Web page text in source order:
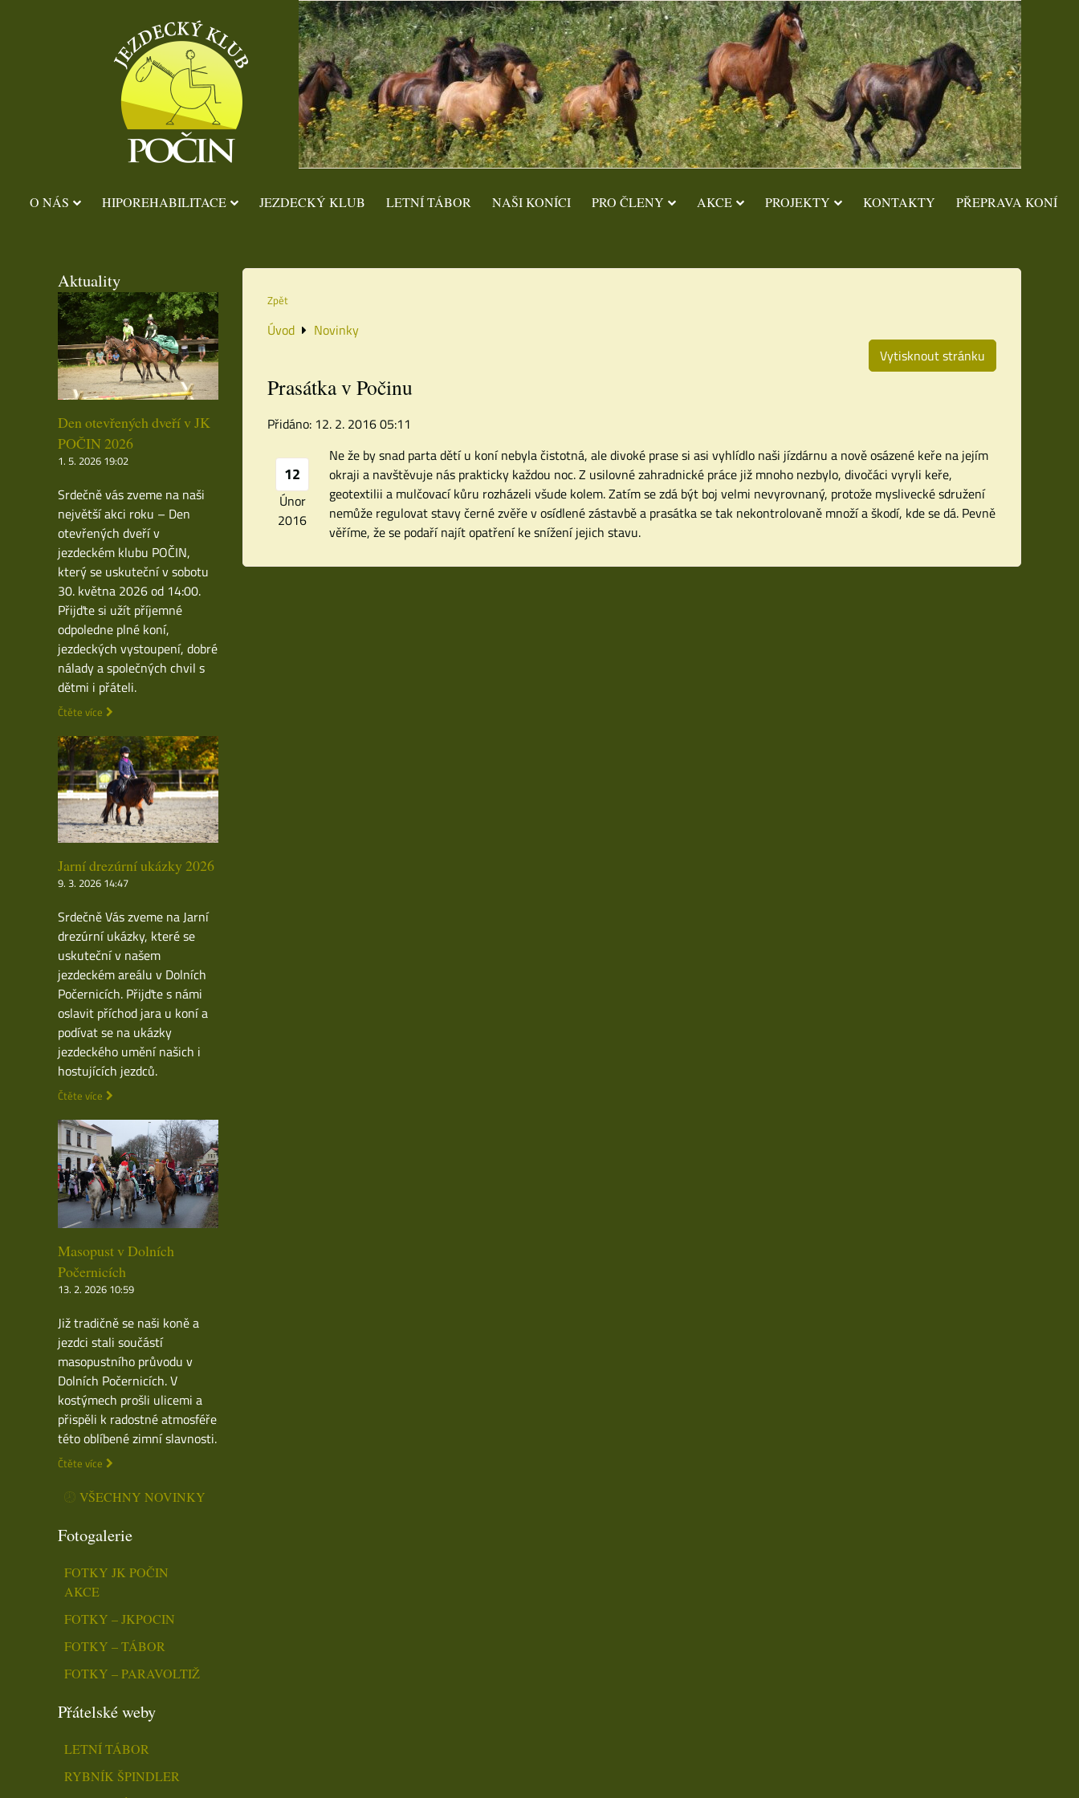
O NÁS HIPOREHABILITACE JEZDECKÝ KLUB LETNÍ TÁBOR NAŠI KONÍCI PRO ČLENY AKCE PROJEKTY KONTAKTY PŘEPRAVA KONÍ
Zpět
Úvod
Novinky
Vytisknout stránku
Prasátka v Počinu
Přidáno: 12. 2. 2016 05:11
12
Únor
2016
Ne že by snad parta dětí u koní nebyla čistotná, ale divoké prase si asi vyhlídlo naši jízdárnu a nově osázené keře na jejím
okraji a navštěvuje nás prakticky každou noc. Z usilovné zahradnické práce již mnoho nezbylo, divočáci vyryli keře,
geotextilii a mulčovací kůru rozházeli všude kolem. Zatím se zdá být boj velmi nevyrovnaný, protože myslivecké sdružení
nemůže regulovat stavy černé zvěře v osídlené zástavbě a prasátka se tak nekontrolovaně množí a škodí, kde se dá. Pevně
věříme, že se podaří najít opatření ke snížení jejich stavu.
Aktuality
Den otevřených dveří v JK
POČIN 2026
1. 5. 2026 19:02
Srdečně vás zveme na naši
největší akci roku – Den
otevřených dveří v
jezdeckém klubu POČIN,
který se uskuteční v sobotu
30. května 2026 od 14:00.
Přijďte si užít příjemné
odpoledne plné koní,
jezdeckých vystoupení, dobré
nálady a společných chvil s
dětmi i přáteli.
Čtěte více
Jarní drezúrní ukázky 2026
9. 3. 2026 14:47
Srdečně Vás zveme na Jarní
drezúrní ukázky, které se
uskuteční v našem
jezdeckém areálu v Dolních
Počernicích. Přijďte s námi
oslavit příchod jara u koní a
podívat se na ukázky
jezdeckého umění našich i
hostujících jezdců.
Čtěte více
Masopust v Dolních
Počernicích
13. 2. 2026 10:59
Již tradičně se naši koně a
jezdci stali součástí
masopustního průvodu v
Dolních Počernicích. V
kostýmech prošli ulicemi a
přispěli k radostné atmosféře
této oblíbené zimní slavnosti.
Čtěte více
VŠECHNY NOVINKY
Fotogalerie
FOTKY JK POČIN
AKCE
FOTKY – JKPOCIN
FOTKY – TÁBOR
FOTKY – PARAVOLTIŽ
Přátelské weby
LETNÍ TÁBOR
RYBNÍK ŠPINDLER